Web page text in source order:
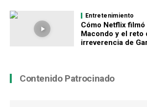
Entretenimiento
Cómo Netflix filmó
Macondo y el reto
irreverencia de
Contenido Patrocinado